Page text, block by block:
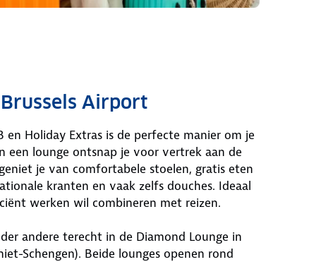
Airport
en Holiday Extras is de perfecte manier om je
een lounge ontsnap je voor vertrek aan de
je van comfortabele stoelen, gratis eten
kranten en vaak zelfs douches. Ideaal
werken wil combineren met reizen.
andere terecht in de Diamond Lounge in
Schengen). Beide lounges openen rond